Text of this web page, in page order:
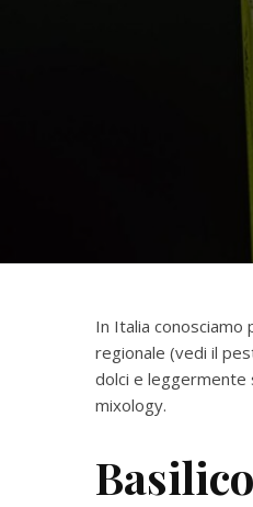
In Italia
regionale (vedi il
dolci e leggermente
mixology.